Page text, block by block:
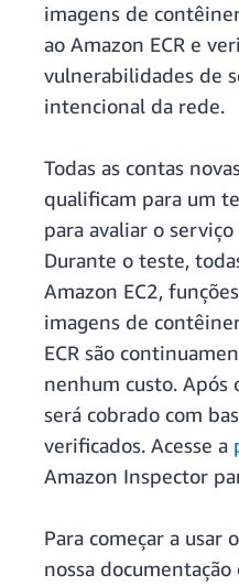
imagens de
ao Amazon ECR e
vulnerabilidades de
intencional da rede.
Todas as contas
qualificam para um
para avaliar o
Durante o teste,
Amazon EC2,
imagens de
ECR são
nenhum custo. Após
será cobrado com
verificados. Acesse a
Amazon Inspector
Para começar a usar o
nossa documentação